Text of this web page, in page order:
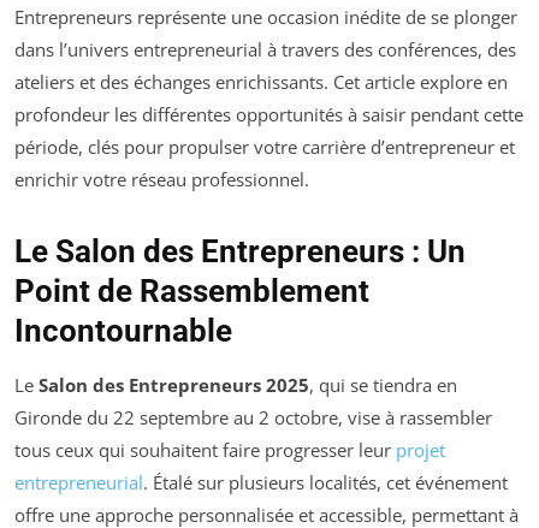
Entrepreneurs représente une occasion inédite de se plonger
dans l’univers entrepreneurial à travers des conférences, des
ateliers et des échanges enrichissants. Cet article explore en
profondeur les différentes opportunités à saisir pendant cette
période, clés pour propulser votre carrière d’entrepreneur et
enrichir votre réseau professionnel.
Le Salon des Entrepreneurs : Un
Point de Rassemblement
Incontournable
Le Salon des Entrepreneurs 2025, qui se tiendra en
Gironde du 22 septembre au 2 octobre, vise à rassembler
tous ceux qui souhaitent faire progresser leur projet
entrepreneurial. Étalé sur plusieurs localités, cet événement
offre une approche personnalisée et accessible, permettant à